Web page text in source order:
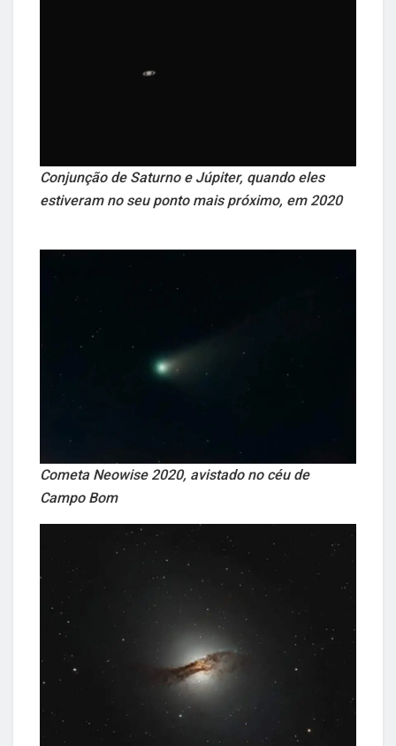
Conjunção de Saturno e Júpiter, quando eles
estiveram no seu ponto mais próximo, em 2020
Cometa Neowise 2020, avistado no céu de
Campo Bom